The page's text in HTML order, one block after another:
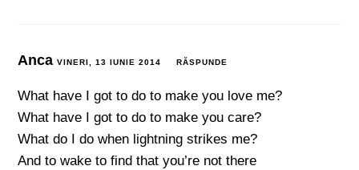
AncaVINERI, 13 IUNIE 2014 RĂSPUNDE
What have I got to do to make you love me?
What have I got to do to make you care?
What do I do when lightning strikes me?
And to wake to find that you’re not there